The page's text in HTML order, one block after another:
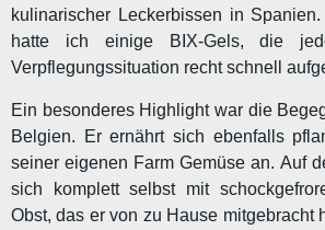
kulinarischer Leckerbissen in
hatte ich einige BIX-Gels, die
Verpflegungssituation recht schnell
Ein besonderes Highlight war die
Belgien. Er ernährt sich ebenfalls
seiner eigenen Farm Gemüse an. Auf
sich komplett selbst mit
Obst, das er von zu Hause mitgebracht